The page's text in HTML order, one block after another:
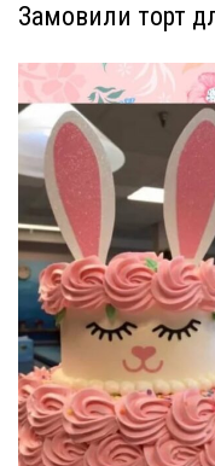
Замовили торт